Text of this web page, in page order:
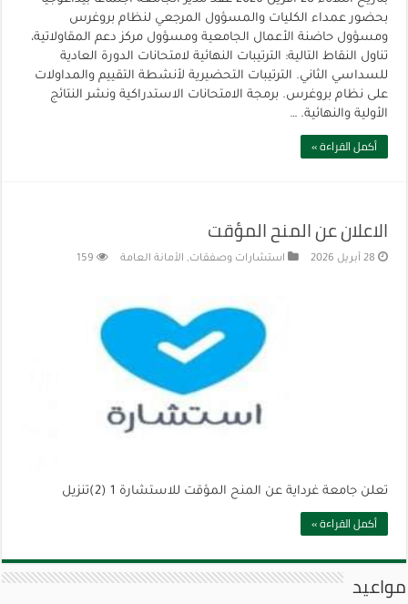
بحضور عمداء الكليات والمسؤول المرجعي لنظام بروغرس
ومسؤول حاضنة الأعمال الجامعية ومسؤول مركز دعم المقاولاتية،
تناول النقاط التالية: الترتيبات النهائية لامتحانات الدورة العادية
للسداسي الثاني. الترتيبات التحضيرية لأنشطة التقييم والمداولات
على نظام بروغرس. برمجة الامتحانات الاستدراكية ونشر النتائج
الأولية والنهائية. …
أكمل القراءة »
الاعلان عن المنح المؤقت
28 أبريل 2026 استشارات وصفقات, الأمانة العامة 159
تعلن جامعة غرداية عن المنح المؤقت للاستشارة 1 (2)تنزيل
أكمل القراءة »
مواعيد